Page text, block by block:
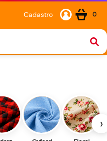
Cadastro 0
›